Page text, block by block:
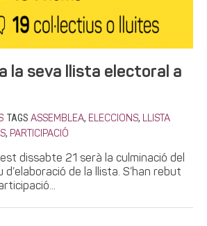
la seva llista electoral a
TAGS ASSEMBLEA, ELECCIONS, LLISTA
, PARTICIPACIÓ
dissabte 21 serà la culminació del
de la llista. S’han rebut